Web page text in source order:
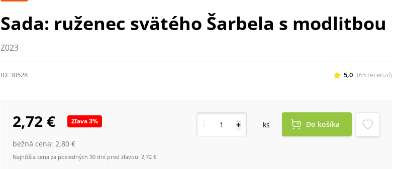
Sada: ruženec svätého Šarbela s modlitbou
Z023
ID:30528 5,0 (65 recenzií)
2,72 € Zľava3%
bežná cena:2,80 €
Najnižšia cena za posledných 30 dní pred zľavou: 2,72 €
- + ks Do košíka